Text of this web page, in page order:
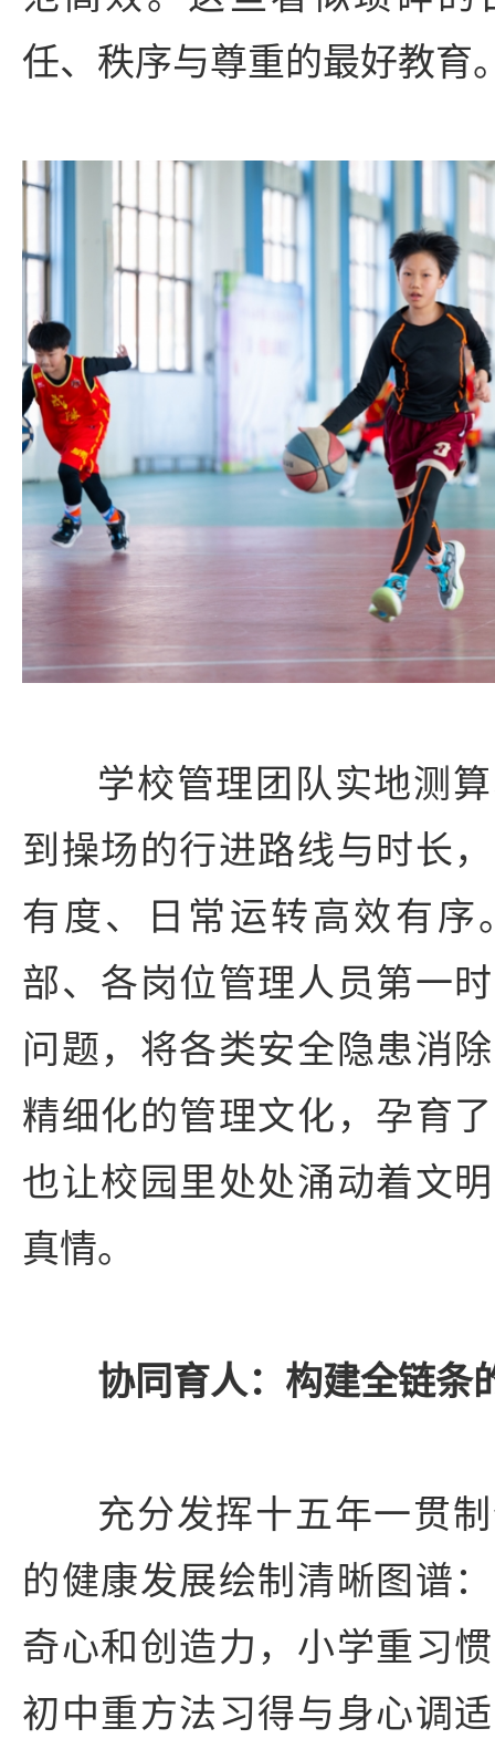
任、秩序与尊重的最好教育
学校管理团队实地测
到操场的行进路线与时长
有度、日常运转高效有序
部、各岗位管理人员第一
问题，将各类安全隐患消
精细化的管理文化，孕育
也让校园里处处涌动着文
真情。
协同育人：构建全链条
充分发挥十五年一贯
的健康发展绘制清晰图谱
奇心和创造力，小学重习
初中重方法习得与身心调